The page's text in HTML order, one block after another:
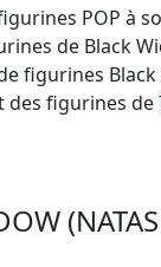
POP à
de Black
figurines
des figurines de